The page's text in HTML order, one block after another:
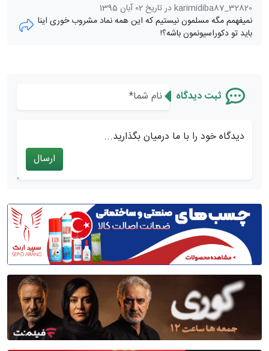
karimidiba87_32820 در تاریخ 02 آبان 1395
نمیفهمم مگه مسلمون نیستیم که این همه نماد مشروب خوری اینا
باید تو دکوراسیونمون باشه؟!
ثبت دیدگاه
دیدگاه خود را با ما درمیان بگذارید...
ارسال